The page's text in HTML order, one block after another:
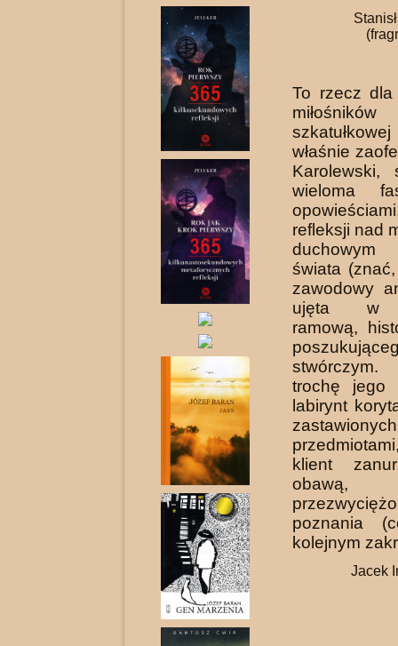
To rzecz dla
właśnie
Karolewski,
wieloma
refleksji nad
duchowym
świata
zawodowy
ujęta w
ramową,
stwórczym.
trochę jego
labirynt
klient
obawą,
poznania
kolejnym
Jacek